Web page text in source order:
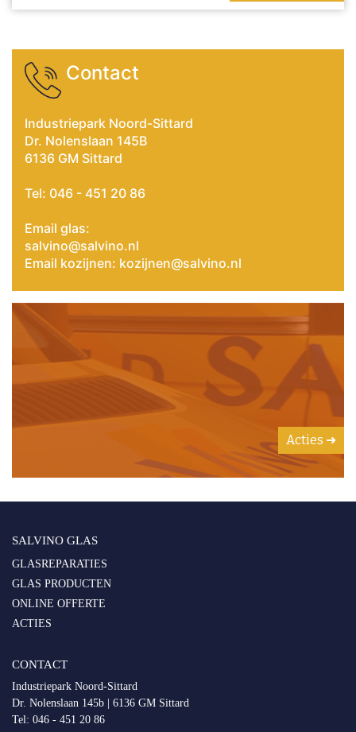
Contact
Industriepark Noord-Sittard
Dr. Nolenslaan 145B
6136 GM Sittard
Tel: 046 - 451 20 86
Email glas:
salvino@salvino.nl
Email kozijnen: kozijnen@salvino.nl
Acties ➜
SALVINO GLAS
GLASREPARATIES
GLAS PRODUCTEN
ONLINE OFFERTE
ACTIES
CONTACT
Industriepark Noord-Sittard
Dr. Nolenslaan 145b | 6136 GM Sittard
Tel: 046 - 451 20 86